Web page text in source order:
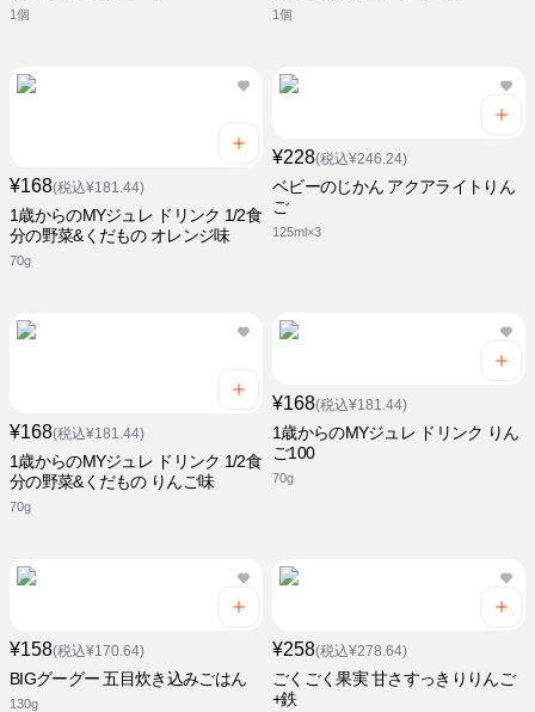
1個 1個
¥168(税込¥181.44)
1歳からのMYジュレ ドリンク 1/2食
分の野菜&くだもの オレンジ味
70g
¥228(税込¥246.24)
ベビーのじかん アクアライトりん
ご
125ml×3
¥168(税込¥181.44)
1歳からのMYジュレ ドリンク 1/2食
分の野菜&くだもの りんご味
70g
¥168(税込¥181.44)
1歳からのMYジュレ ドリンク りん
ご100
70g
¥158(税込¥170.64)
BIGグーグー 五目炊き込みごはん
130g
¥258(税込¥278.64)
ごくごく果実 甘さすっきりりんご
+鉄